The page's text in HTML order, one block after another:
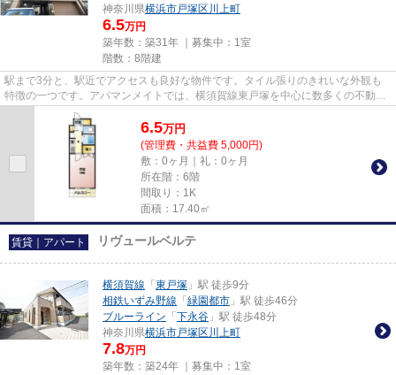
神奈川県横浜市戸塚区 川上町
6.5万円
築年数：築31年 ｜募集中： 1室
階数：8階建
駅まで3分と、駅近でアクセスも良好な物件です。タイル張りのきれいな外観も
特徴の一つです。アパマンメイトでは、横須賀線東戸塚を中心に数多くの不動産
情報を取り扱っております。駅...
6.5万円
(管理費・共益費 5,000円)
敷：0ヶ月｜礼：0ヶ月
所在階：6階
間取り：1K
面積：17.40㎡
賃貸｜アパート リヴュールベルテ
横須賀線 「 東戸塚 」駅 徒歩9分
相鉄いずみ野線 「 緑園都市 」駅 徒歩46分
ブルーライン 「 下永谷 」駅 徒歩48分
神奈川県横浜市戸塚区 川上町
7.8万円
築年数：築24年 ｜募集中： 1室